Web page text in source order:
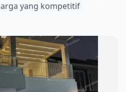
yang kompetitif